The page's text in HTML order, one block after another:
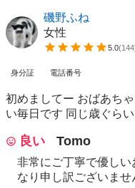
磯野ふね
女性
5.0(144
身分証 電話番号
初めましてー おばあち
い毎日です 同じ歳ぐらい
良い Tomo
非常にご丁寧で優しい
なり申し訳ございませ